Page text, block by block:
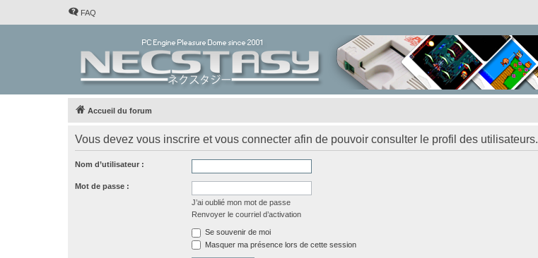
FAQ
Accueil du forum
Vous devez vous inscrire et vous connecter afin de pouvoir consulter le profil des utilisateurs.
Nom d’utilisateur :
Mot de passe :
J’ai oublié mon mot de passe
Renvoyer le courriel d’activation
Se souvenir de moi
Masquer ma présence lors de cette session